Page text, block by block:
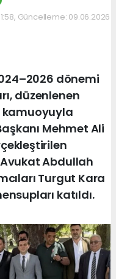
Güncelleme: 09.06.2026
dönemi
düzenlenen
kamuoyuyla
Mehmet Ali
Abdullah
Turgut Kara
katıldı.